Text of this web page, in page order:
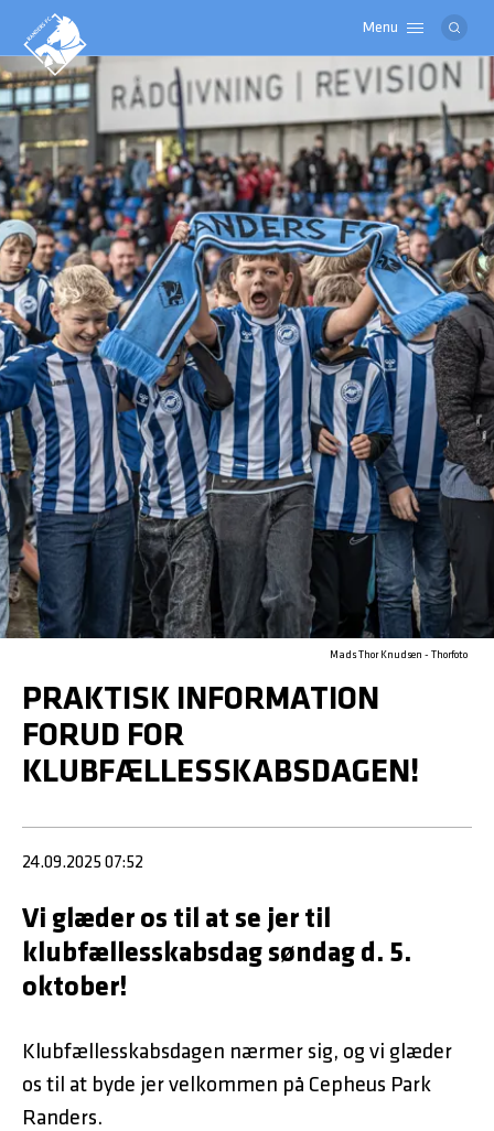
Logo
Menu
Mads Thor Knudsen - Thorfoto
PRAKTISK INFORMATION
FORUD FOR
KLUBFÆLLESSKABSDAGEN!
24.09.2025 07:52
Vi glæder os til at se jer til
klubfællesskabsdag søndag d. 5.
oktober!
Klubfællesskabsdagen nærmer sig, og vi glæder
os til at byde jer velkommen på Cepheus Park
Randers.